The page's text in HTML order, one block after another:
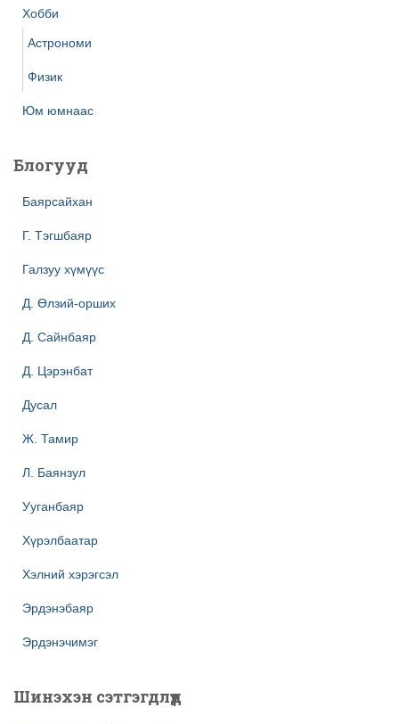
Хобби
Астрономи
Физик
Юм юмнаас
Блогууд
Баярсайхан
Г. Тэгшбаяр
Галзуу хүмүүс
Д. Өлзий-орших
Д. Сайнбаяр
Д. Цэрэнбат
Дусал
Ж. Тамир
Л. Баянзул
Ууганбаяр
Хүрэлбаатар
Хэлний хэрэгсэл
Эрдэнэбаяр
Эрдэнэчимэг
Шинэхэн сэтгэгдлүүд